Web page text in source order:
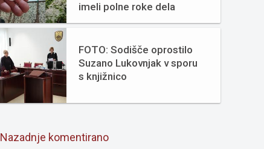
imeli polne roke dela
FOTO: Sodišče oprostilo
Suzano Lukovnjak v sporu
s knjižnico
Nazadnje komentirano